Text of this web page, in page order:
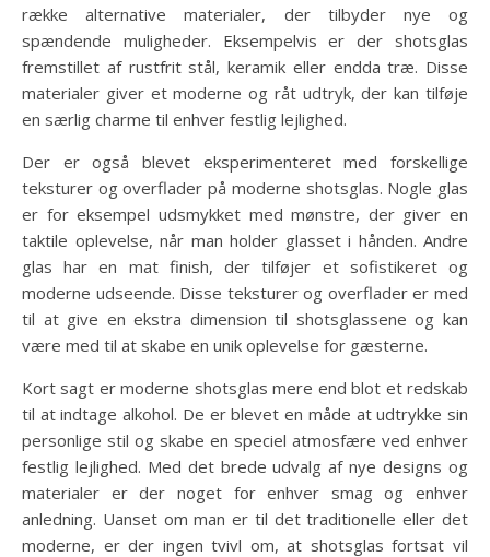
række alternative materialer, der tilbyder nye og
spændende muligheder. Eksempelvis er der shotsglas
fremstillet af rustfrit stål, keramik eller endda træ. Disse
materialer giver et moderne og råt udtryk, der kan tilføje
en særlig charme til enhver festlig lejlighed.
Der er også blevet eksperimenteret med forskellige
teksturer og overflader på moderne shotsglas. Nogle glas
er for eksempel udsmykket med mønstre, der giver en
taktile oplevelse, når man holder glasset i hånden. Andre
glas har en mat finish, der tilføjer et sofistikeret og
moderne udseende. Disse teksturer og overflader er med
til at give en ekstra dimension til shotsglassene og kan
være med til at skabe en unik oplevelse for gæsterne.
Kort sagt er moderne shotsglas mere end blot et redskab
til at indtage alkohol. De er blevet en måde at udtrykke sin
personlige stil og skabe en speciel atmosfære ved enhver
festlig lejlighed. Med det brede udvalg af nye designs og
materialer er der noget for enhver smag og enhver
anledning. Uanset om man er til det traditionelle eller det
moderne, er der ingen tvivl om, at shotsglas fortsat vil